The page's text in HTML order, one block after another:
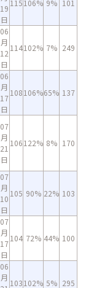
19
日
115106% 9% 101
06
月
12
日
114102% 7% 249
06
月
17
日
108106%65% 137
07
月
21
日
106122% 8% 170
07
月
10
日
105 90% 22% 103
07
月
17
日
104 72% 44% 100
06
月
103102% 5% 295